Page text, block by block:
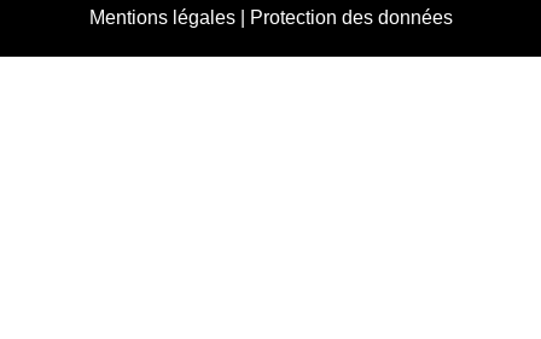
Mentions légales| Protection des données